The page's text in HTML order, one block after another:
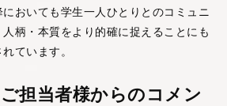
人
おいても学生一人ひとりとのコミュニ
柄・本質をより的確に捉えることにも
ています。
担当者様からのコメン